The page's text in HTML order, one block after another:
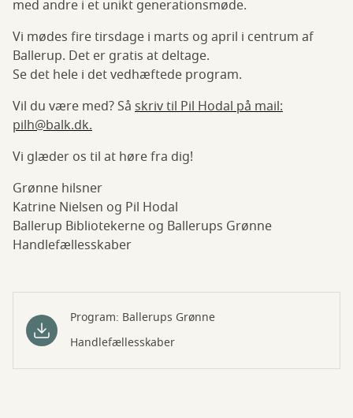
med andre i et unikt generationsmøde.
Vi mødes fire tirsdage i marts og april i centrum af
Ballerup. Det er gratis at deltage.
Se det hele i det vedhæftede program.
Vil du være med? Så skriv til Pil Hodal på mail:
pilh@balk.dk.
Vi glæder os til at høre fra dig!
Grønne hilsner
Katrine Nielsen og Pil Hodal
Ballerup Bibliotekerne og Ballerups Grønne
Handlefællesskaber
Program: Ballerups Grønne
Handlefællesskaber